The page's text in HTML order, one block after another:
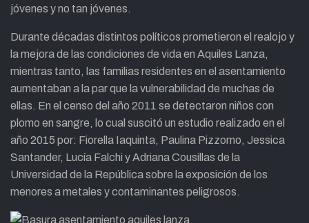
jóvenes y no tan jóvenes.
Durante décadas distintos políticos prometieron el realojo y
la mejora de las condiciones de vida en Aquiles Lanza,
mientras tanto, las familias residentes en el asentamiento
aumentaban a la par que la vulnerabilidad de muchas de
ellas. En el censo del año 2011 se detectaron niños con
plomo en sangre, lo cual suscitó un estudio realizado en el
año 2015 por: Fiorella Iaquinta, Paulina Pizzorno, Jessica
Santander, Lucía Falchi y Adriana Cousillas de la
Universidad de la República sobre la exposición de los
menores a metales y contaminantes peligrosos.